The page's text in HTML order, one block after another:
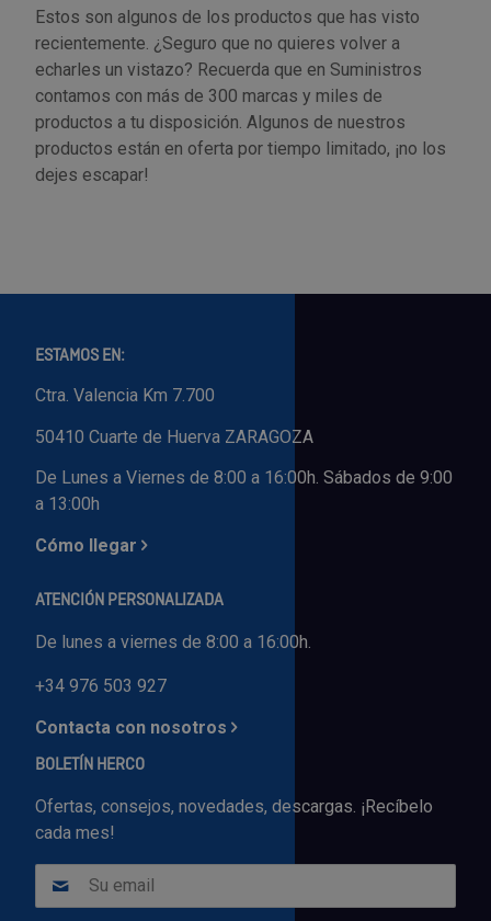
Estos son algunos de los productos que has visto
recientemente. ¿Seguro que no quieres volver a
echarles un vistazo? Recuerda que en Suministros
contamos con más de 300 marcas y miles de
productos a tu disposición. Algunos de nuestros
productos están en oferta por tiempo limitado, ¡no los
dejes escapar!
ESTAMOS EN:
Ctra. Valencia Km 7.700
50410 Cuarte de Huerva ZARAGOZA
De Lunes a Viernes de 8:00 a 16:00h. Sábados de 9:00
a 13:00h
Cómo llegar
ATENCIÓN PERSONALIZADA
De lunes a viernes de 8:00 a 16:00h.
+34 976 503 927
Contacta con nosotros
BOLETÍN HERCO
Ofertas, consejos, novedades, descargas. ¡Recíbelo
cada mes!